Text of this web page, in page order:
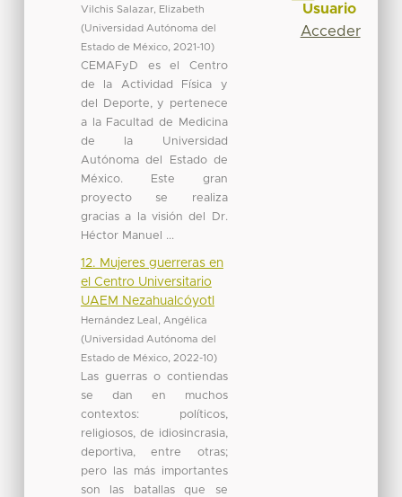
Vilchis Salazar, Elizabeth
(Universidad Autónoma del
Estado de México, 2021-10)
CEMAFyD es el Centro
de la Actividad Física y
del Deporte, y pertenece
a la Facultad de Medicina
de la Universidad
Autónoma del Estado de
México. Este gran
proyecto se realiza
gracias a la visión del Dr.
Héctor Manuel ...
12. Mujeres guerreras en
el Centro Universitario
UAEM Nezahualcóyotl
Hernández Leal, Angélica
(Universidad Autónoma del
Estado de México, 2022-10)
Las guerras o contiendas
se dan en muchos
contextos: políticos,
religiosos, de idiosincrasia,
deportiva, entre otras;
pero las más importantes
son las batallas que se
Usuario
Acceder